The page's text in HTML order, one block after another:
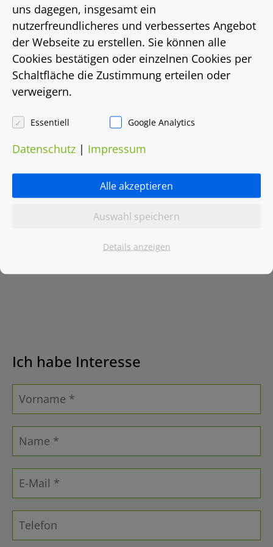
Energieausweistyp
bis
Energiebedarf in Kwh/(m²/a)
78,4
Energieträger
Gas
Ich habe Interesse
uns dagegen, insgesamt ein
nutzerfreundlicheres und verbessertes Angebot
der Webseite zu erstellen. Sie können alle
Cookies bestätigen oder einzelnen Cookies per
Schaltfläche die Zustimmung erteilen oder
verweigern.
Essentiell Google Analytics
Datenschutz | Impressum
Alle akzeptieren
Auswahl speichern
Details anzeigen